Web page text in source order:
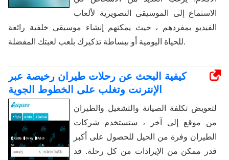
الاستماع إلى الموسيقى التصويرية لألعاب
الفيديو بمفردهم ، حيث يمكنهم إنشاء موسيقى خلفية رائعة
للحياة اليومية أو ببساطة تذكيرك بلعب لعبتك المفضلة.
كيفية البحث عن رحلات طيران رخيصة عبر
الإنترنت وتغلب على الخطوط الجوية
لتعويض تكلفة الصيانة والتشغيل والطيران
من موقع إلى آخر ، ستستخدم شركات
الطيران وفرة من الحيل للحصول على أكبر
قدر ممكن من الإيرادات من كل رحلة. قد